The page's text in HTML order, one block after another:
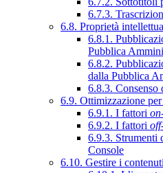
6.7.3.
6.8. Proprietà
6.8.1.
Pubblica
6.8.2.
dalla Pubblica
6.8.3. Consenso
6.9. Ottimizzazione
6.9.1. I fattori
6.9.2. I fattori
6.9.3. Strumenti
Console
6.10. Gestire i contenuti